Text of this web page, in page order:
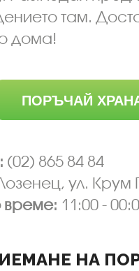
там.
дома!
ПОРЪЧАЙ
(02) 865 84 84
ул. Крум
време: 11:00 -
НА